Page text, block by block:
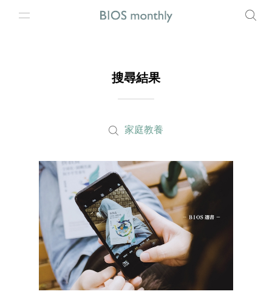
搜尋結果
家庭教養